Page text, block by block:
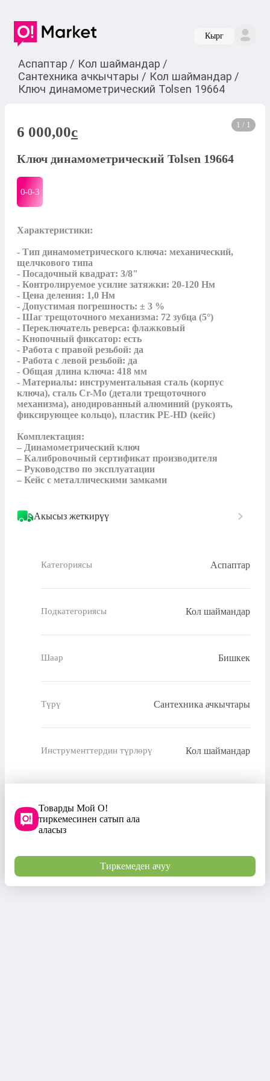
Кырг
Аспаптар / Кол шаймандар /
Сантехника ачкычтары / Кол шаймандар /
Ключ динамометрический Tolsen 19664
1 / 1
6 000,00c
Ключ динамометрический Tolsen 19664
0-0-3
Характеристики:
- Тип динамометрического ключа: механический,
щелчкового типа
- Посадочный квадрат: 3/8"
- Контролируемое усилие затяжки: 20-120 Нм
- Цена деления: 1,0 Нм
- Допустимая погрешность: ± 3 %
- Шаг трещоточного механизма: 72 зубца (5°)
- Переключатель реверса: флажковый
- Кнопочный фиксатор: есть
- Работа с правой резьбой: да
- Работа с левой резьбой: да
- Общая длина ключа: 418 мм
- Материалы: инструментальная сталь (корпус
ключа), сталь Cr-Mo (детали трещоточного
механизма), анодированный алюминий (рукоять,
фиксирующее кольцо), пластик PE-HD (кейс)
Комплектация:
– Динамометрический ключ
– Калибровочный сертификат производителя
– Руководство по эксплуатации
– Кейс с металлическими замками
Акысыз жеткирүү
Категориясы Аспаптар
Подкатегориясы Кол шаймандар
Шаар Бишкек
Түрү Сантехника ачкычтары
Инструменттердин түрлөрү Кол шаймандар
Товарды Мой О!
тиркемесинен сатып ала
аласыз
Тиркемеден ачуу